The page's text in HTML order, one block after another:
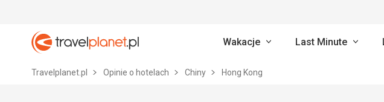
Travelplanet.pl
Wakacje Last Minute
Travelplanet.pl Opinie o hotelach Chiny Hong Kong